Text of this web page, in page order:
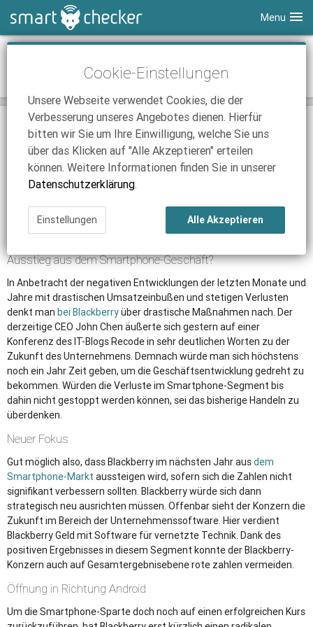
Menu
Smartphone Vergleich
Anbieter
iPhone Tarifvergleich
News
Ratgeber
Tarifvergleich
Tablet Vergleich
Surfsticks
iPad Tarifvergleich
News
Tarifvergleich
Internetanbieter
DSL Tarife
News
SmartChecker TV
09.10.2015 | 16:54|Düsseldorf|Christian Bottermann
Der kanadische Smartphone-Hersteller denkt
wohl über einen Ausstieg nach
Die besten Zeiten des Unternehmens sind seit einigen Jahren
vorbei. Die Maßnahmen zur Bekämpfung der Absatzkrise im
Smartphone-Bereich haben ihre Wirkung bisher verfehlt. Nun
denkt man bei Blackberry offensichtlich über einen drastischen
Schritt nach.
Ausstieg aus dem Smartphone-Geschäft?
In Anbetracht der negativen Entwicklungen der letzten Monate und
Jahre mit drastischen Umsatzeinbußen und stetigen Verlusten
denkt man bei Blackberryüber drastische Maßnahmen nach. Der
derzeitige CEO John Chen äußerte sich gestern auf einer
Konferenz des IT-Blogs Recode in sehr deutlichen Worten zu der
Zukunft des Unternehmens. Demnach würde man sich höchstens
noch ein Jahr Zeit geben, um die Geschäftsentwicklung gedreht zu
bekommen. Würden die Verluste im Smartphone-Segment bis
dahin nicht gestoppt werden können, sei das bisherige Handeln zu
überdenken.
Neuer Fokus
Gut möglich also, dass Blackberry im nächsten Jahr ausdem
Smartphone-Markt aussteigen wird, sofern sich die Zahlen nicht
signifikant verbessern sollten. Blackberry würde sich dann
strategisch neu ausrichten müssen. Offenbar sieht der Konzern die
Zukunft im Bereich der Unternehmenssoftware. Hier verdient
Blackberry Geld mit Software für vernetzte Technik. Dank des
positiven Ergebnisses in diesem Segment konnte der Blackberry-
Konzern auch auf Gesamtergebnisebene rote zahlen vermeiden.
Öffnung in Richtung Android
Um die Smartphone-Sparte doch noch auf einen erfolgreichen Kurs
Cookie-Einstellungen
Unsere Webseite verwendet Cookies, die der
Verbesserung unseres Angebotes dienen. Hierfür
bitten wir Sie um Ihre Einwilligung, welche Sie uns
über das Klicken auf "Alle Akzeptieren" erteilen
können. Weitere Informationen finden Sie in unserer
Datenschutzerklärung.
Einstellungen Alle Akzeptieren